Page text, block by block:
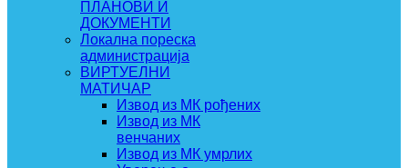
ПЛАНОВИ И
ДОКУМЕНТИ
Локална пореска
администрација
ВИРТУЕЛНИ
МАТИЧАР
Извод из МК рођених
Извод из МК
венчаних
Извод из МК умрлих